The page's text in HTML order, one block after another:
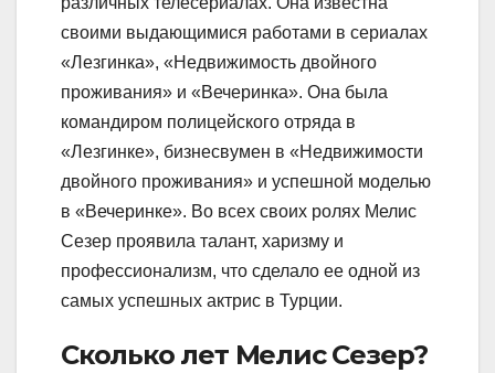
своими выдающимися работами в сериалах
«Лезгинка», «Недвижимость двойного
проживания» и «Вечеринка». Она была
командиром полицейского отряда в
«Лезгинке», бизнесвумен в «Недвижимости
двойного проживания» и успешной моделью
в «Вечеринке». Во всех своих ролях Мелис
Сезер проявила талант, харизму и
профессионализм, что сделало ее одной из
самых успешных актрис в Турции.
Сколько лет Мелис Сезер?